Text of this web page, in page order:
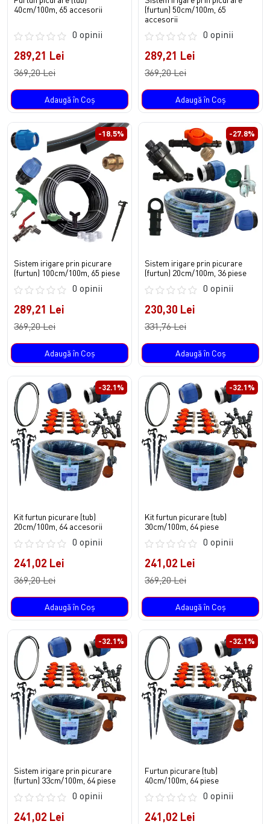
40cm/100m, 65 accesorii
0 opinii
289,21 Lei
369,20 Lei
Adaugă în Coş
(furtun) 50cm/100m, 65
accesorii
0 opinii
289,21 Lei
369,20 Lei
Adaugă în Coş
-18.5%
Sistem irigare prin picurare
(furtun) 100cm/100m, 65 piese
0 opinii
289,21 Lei
369,20 Lei
Adaugă în Coş
-27.8%
Sistem irigare prin picurare
(furtun) 20cm/100m, 36 piese
0 opinii
230,30 Lei
331,76 Lei
Adaugă în Coş
-32.1%
Kit furtun picurare (tub)
20cm/100m, 64 accesorii
0 opinii
241,02 Lei
369,20 Lei
Adaugă în Coş
-32.1%
Kit furtun picurare (tub)
30cm/100m, 64 piese
0 opinii
241,02 Lei
369,20 Lei
Adaugă în Coş
-32.1%
Sistem irigare prin picurare
(furtun) 33cm/100m, 64 piese
0 opinii
241,02 Lei
-32.1%
Furtun picurare (tub)
40cm/100m, 64 piese
0 opinii
241,02 Lei